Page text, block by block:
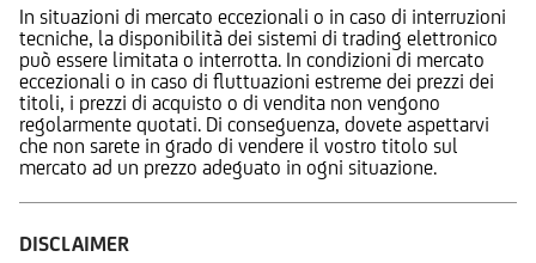
In situazioni di mercato eccezionali o in caso di interruzioni
tecniche, la disponibilità dei sistemi di trading elettronico
può essere limitata o interrotta. In condizioni di mercato
eccezionali o in caso di fluttuazioni estreme dei prezzi dei
titoli, i prezzi di acquisto o di vendita non vengono
regolarmente quotati. Di conseguenza, dovete aspettarvi
che non sarete in grado di vendere il vostro titolo sul
mercato ad un prezzo adeguato in ogni situazione.
DISCLAIMER